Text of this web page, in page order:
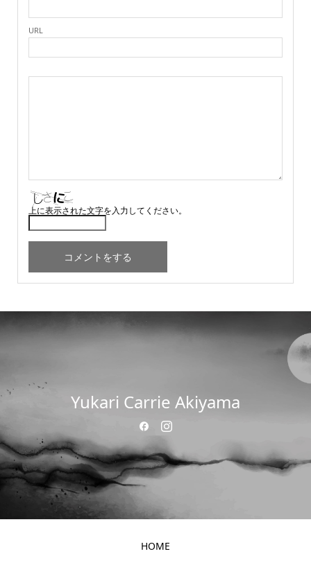
URL
上に表示された文字を入力してください。
Yukari Carrie Akiyama
HOME